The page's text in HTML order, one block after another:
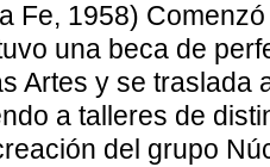
Fe, 1958)
una beca de
Artes y se traslada
a talleres de
del grupo